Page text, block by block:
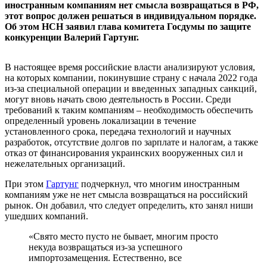
иностранным компаниям нет смысла возвращаться в РФ,
этот вопрос должен решаться в индивидуальном порядке.
Об этом НСН заявил глава комитета Госдумы по защите
конкуренции Валерий Гартунг.
В настоящее время российские власти анализируют условия,
на которых компании, покинувшие страну с начала 2022 года
из-за специальной операции и введенных западных санкций,
могут вновь начать свою деятельность в России. Среди
требований к таким компаниям – необходимость обеспечить
определенный уровень локализации в течение
установленного срока, передача технологий и научных
разработок, отсутствие долгов по зарплате и налогам, а также
отказ от финансирования украинских вооруженных сил и
нежелательных организаций.
При этом Гартунг подчеркнул, что многим иностранным
компаниям уже не нет смысла возвращаться на российский
рынок. Он добавил, что следует определить, кто занял ниши
ушедших компаний.
«‎Свято место пусто не бывает, многим просто
некуда возвращаться из-за успешного
импортозамещения. Естественно, все